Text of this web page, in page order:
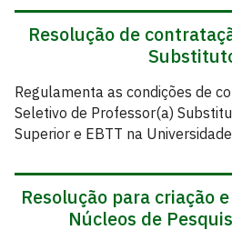
Resolução de
Regulamenta as condições de
Seletivo de Professor(a)
Superior e EBTT na
Resolução para criação
Núcleos de